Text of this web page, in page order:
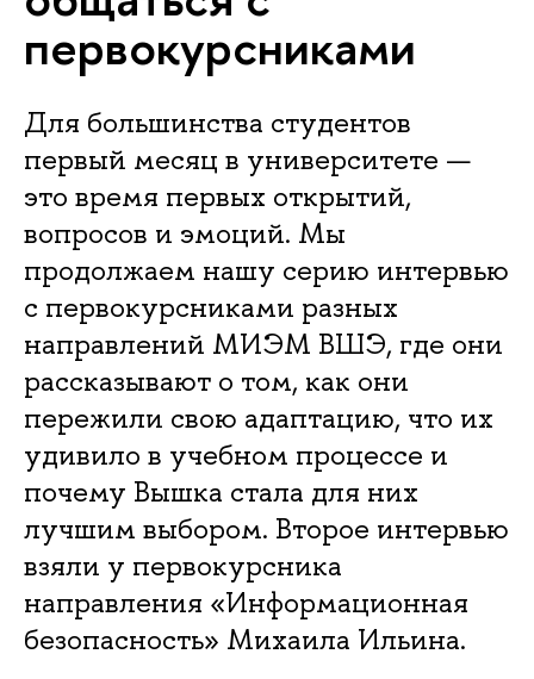
первокурсниками
Для большинства студентов
первый месяц в университете —
это время первых открытий,
вопросов и эмоций. Мы
продолжаем нашу серию интервью
с первокурсниками разных
направлений МИЭМ ВШЭ, где они
рассказывают о том, как они
пережили свою адаптацию, что их
удивило в учебном процессе и
почему Вышка стала для них
лучшим выбором. Второе интервью
взяли у первокурсника
направления «Информационная
безопасность» Михаила Ильина.